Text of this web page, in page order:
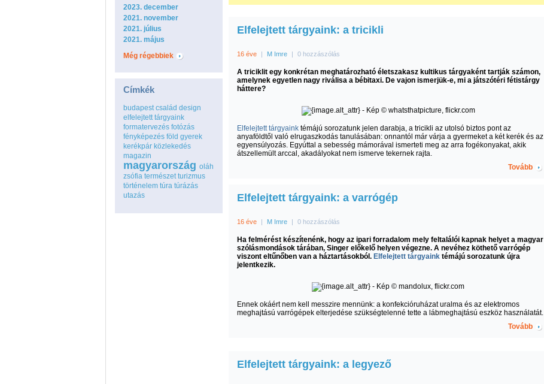
2023. december
2021. november
2021. július
2021. május
Még régebbiek
Címkék
budapest család design
elfelejtett tárgyaink
formatervezés fotózás
fényképezés föld gyerek
kerékpár közlekedés
magazin
magyarország oláh
zsófia természet turizmus
történelem túra túrázás
utazás
Elfelejtett tárgyaink: a tricikli
16 éve | M Imre | 0 hozzászólás
A triciklit egy konkrétan meghatározható életszakasz kultikus tárgyaként tartják számon,
amelynek egyetlen nagy riválisa a bébitaxi. De vajon ismerjük-e, mi a játszótéri fétistárgy
háttere?
Elfelejtett tárgyaink témájú sorozatunk jelen darabja, a tricikli az utolsó biztos pont az
anyaföldtől való elrugaszkodás tanulásában: onnantól már várja a gyermeket a két kerék és az
egyensúlyozás. Egyúttal a sebesség mámorával ismerteti meg az arra fogékonyakat, akik
átszellemült arccal, akadályokat nem ismerve tekernek rajta.
Tovább
Elfelejtett tárgyaink: a varrógép
16 éve | M Imre | 0 hozzászólás
Ha felmérést készítenénk, hogy az ipari forradalom mely feltalálói kapnak helyet a magyar
szólásmondások tárában, Singer előkelő helyen végezne. A nevéhez köthető varrógép
viszont eltűnőben van a háztartásokból. Elfelejtett tárgyaink témájú sorozatunk újra
jelentkezik.
Ennek okáért nem kell messzire mennünk: a konfekcióruházat uralma és az elektromos
meghajtású varrógépek elterjedése szükségtelenné tette a lábmeghajtású eszköz használatát.
Tovább
Elfelejtett tárgyaink: a legyező